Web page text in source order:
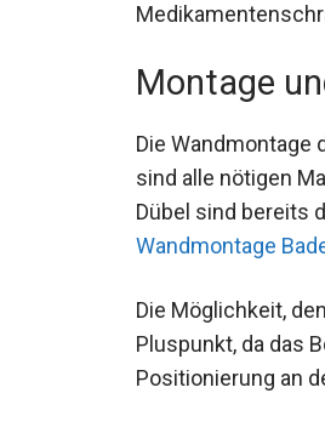
Montage
Die
sind alle nötigen
Dübel sind bereits
Wandmontage
Die Möglichkeit,
Pluspunkt, da das
Positionierung an